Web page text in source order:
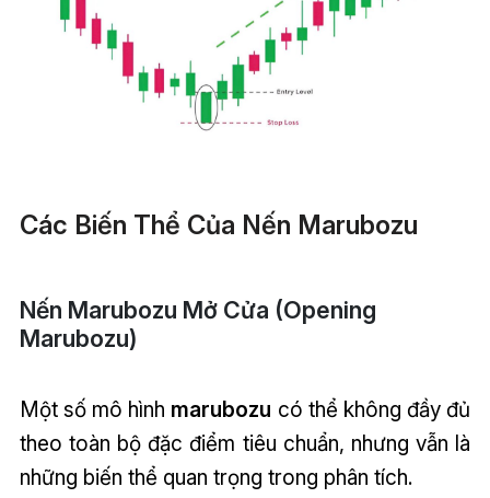
Các Biến Thể Của Nến Marubozu
Nến Marubozu Mở Cửa (Opening
Marubozu)
Một số mô hình marubozu có thể không đầy đủ
theo toàn bộ đặc điểm tiêu chuẩn, nhưng vẫn là
những biến thể quan trọng trong phân tích.